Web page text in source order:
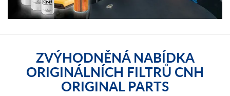
ZVÝHODNĚNÁ NABÍDKA
ORIGINÁLNÍCH FILTRŮ CNH
ORIGINAL PARTS